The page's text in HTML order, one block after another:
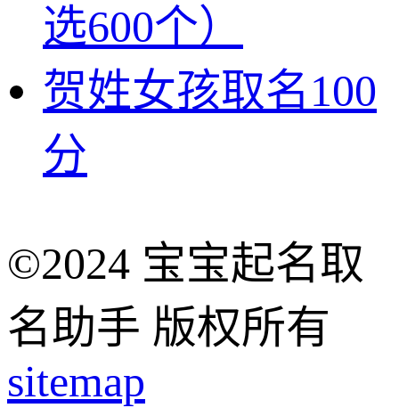
选600个）
贺姓女孩取名100
分
©2024 宝宝起名取
名助手 版权所有
sitemap